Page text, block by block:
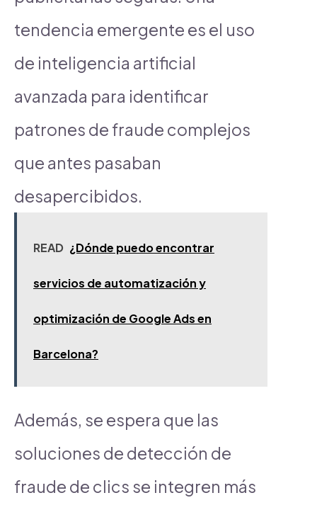
tendencia emergente es el uso
de inteligencia artificial
avanzada para identificar
patrones de fraude complejos
que antes pasaban
desapercibidos.
READ ¿Dónde puedo encontrar
servicios de automatización y
optimización de Google Ads en
Barcelona?
Además, se espera que las
soluciones de detección de
fraude de clics se integren más